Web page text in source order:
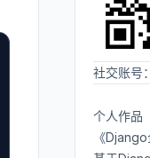
社交账号：
个人作品
《